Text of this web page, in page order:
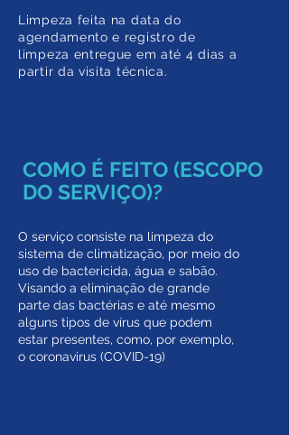
Limpeza feita na data do
agendamento e registro de
limpeza entregue em até 4 dias a
partir da visita técnica.
COMO É FEITO (ESCOPO
DO SERVIÇO)?
O serviço consiste na limpeza do
sistema de climatização, por meio do
uso de bactericida, água e sabão.
Visando a eliminação de grande
parte das bactérias e até mesmo
alguns tipos de vírus que podem
estar presentes, como, por exemplo,
o coronavirus (COVID-19)